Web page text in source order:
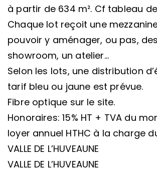
à partir de 634 m². Cf tableau
Chaque lot reçoit une
pouvoir y aménager, ou pas,
showroom, un atelier…
Selon les lots, une distribution
tarif bleu ou jaune est prévue.
Fibre optique sur le site.
Honoraires: 15% HT + TVA du
loyer annuel HTHC à la charge
VALLE DE L’HUVEAUNE
VALLE DE L’HUVEAUNE